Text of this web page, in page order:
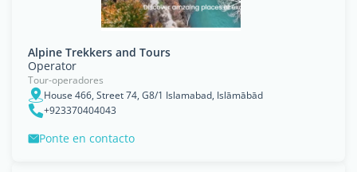
Alpine Trekkers and Tours
Operator
Tour-operadores
House 466, Street 74, G8/1 Islamabad, Islāmābād
+923370404043
Ponte en contacto